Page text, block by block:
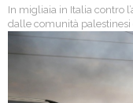
In migliaia in Italia contro
dalle comunità palestinesi
della sinistra, la comunità